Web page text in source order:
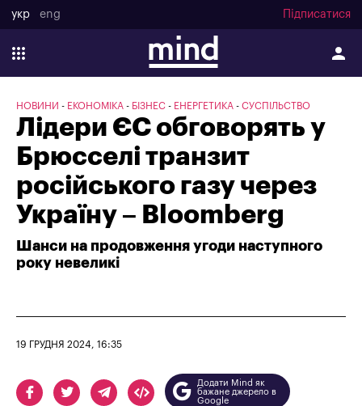
укр eng Підписатися
НОВИНИ ЕКОНОМІКА БІЗНЕС ЕНЕРГЕТИКА СУСПІЛЬСТВО
Лідери ЄС обговорять у
Брюсселі транзит
російського газу через
Україну – Bloomberg
Шанси на продовження угоди наступного
року невеликі
19 ГРУДНЯ 2024, 16:35
Додати Mind як
бажане джерело в
Google